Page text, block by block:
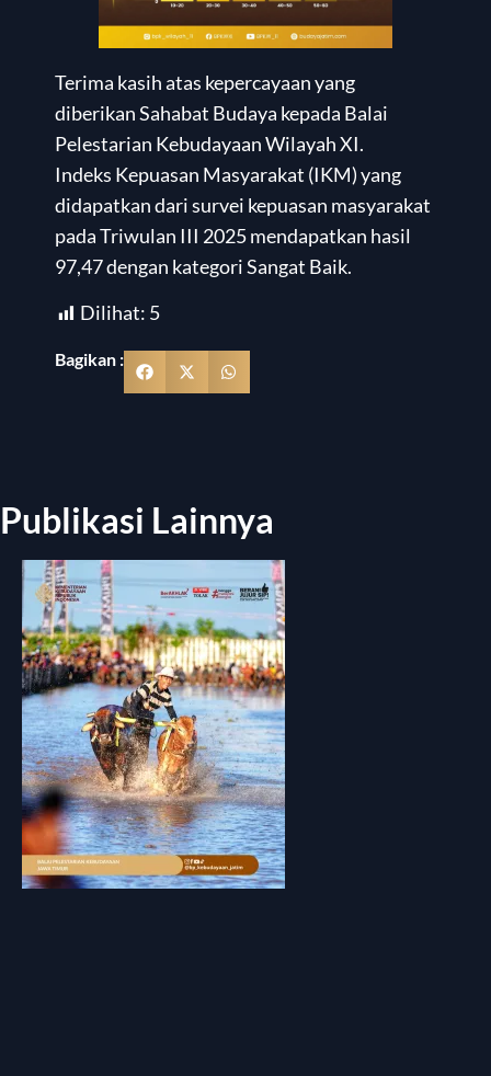
Terima kasih atas kepercayaan yang
diberikan Sahabat Budaya kepada Balai
Pelestarian Kebudayaan Wilayah XI.
Indeks Kepuasan Masyarakat (IKM) yang
didapatkan dari survei kepuasan masyarakat
pada Triwulan III 2025 mendapatkan hasil
97,47 dengan kategori Sangat Baik.
Dilihat: 5
Bagikan :
Publikasi Lainnya